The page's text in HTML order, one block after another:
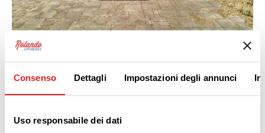
Consenso Dettagli Impostazioni degli annunci
Uso responsabile dei dati